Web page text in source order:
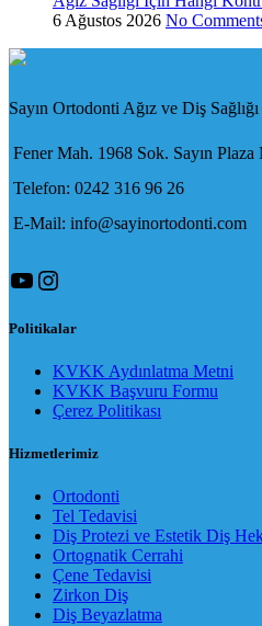
6 Ağustos 2026 No
Sayın Ortodonti Ağız ve Diş
Fener Mah. 1968 Sok. Sayın
Telefon: 0242 316 96 26
E-Mail: info@sayinortodonti.com
YouTube
Instagram
Politikalar
KVKK Aydınlatma Metni
KVKK Başvuru Formu
Çerez Politikası
Hizmetlerimiz
Ortodonti
Tel Tedavisi
Diş Protezi ve Estetik Diş
Ortognatik Cerrahi
Çene Tedavisi
Zirkon Diş
Diş Beyazlatma